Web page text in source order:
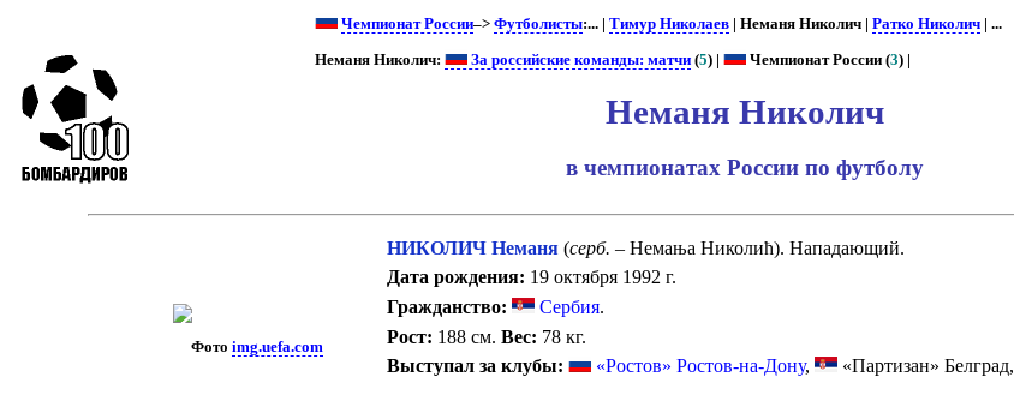
Чемпионат России–>Футболисты:... |Тимур Николаев | Неманя Николич |Ратко Николич | ...
Неманя Николич: За российские команды: матчи (5) | Чемпионат России (3) |
Неманя Николич
в чемпионатах России по футболу
Фото img.uefa.com
НИКОЛИЧ Неманя (серб. – Немања Николић). Нападающий.
Дата рождения: 19 октября 1992 г.
Гражданство:
Сербия.
Рост: 188 см.Вес: 78 кг.
Выступал за клубы:
«Ростов» Ростов-на-Дону, «Партизан» Белград,